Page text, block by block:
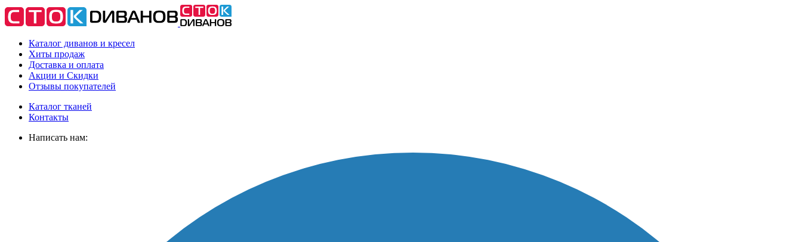
Каталог диванов и кресел
Хиты продаж
Доставка и оплата
Акции и Скидки
Отзывы покупателей
Каталог тканей
Контакты
Написать нам: